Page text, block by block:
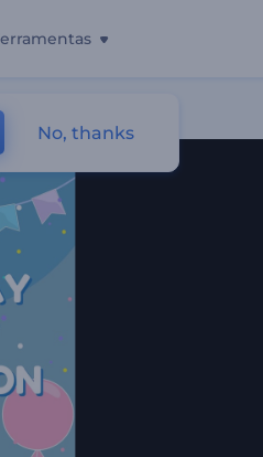
No, thanks